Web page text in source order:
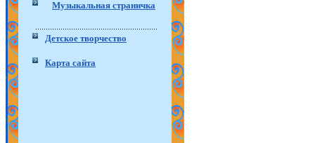
Музыкальная страничка
Детское творчество
Карта сайта